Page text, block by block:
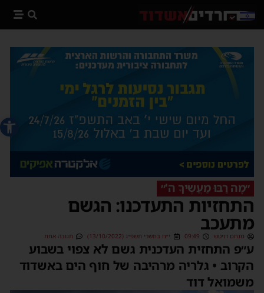
פתח
״מָה רַבּוּ מַעֲשֶׂיךָ ה'״
התחזיות התעדכנו: הגשם
מתעכב
מנחם דויטש 09:49 י״ח בתשרי תשפ״ג (13/10/2022) תגובה אחת
ע״פ התחזית העדכנית גשם לא צפוי בשבוע
הקרוב • גלריה מרהיבה של חוף הים באשדוד
משמואל דוד